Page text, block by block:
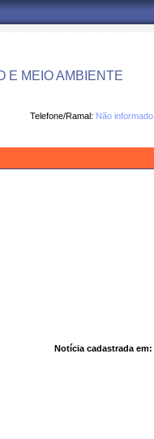
E MEIO AMBIENTE
Telefone/Ramal: Não informado
Notícia cadastrada em: